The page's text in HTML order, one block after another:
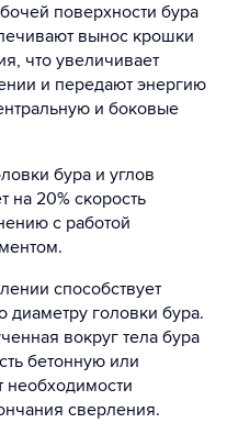
поверхности бура
вынос крошки
что увеличивает
и передают энергию
и боковые
бура и углов
на 20% скорость
с работой
способствует
диаметру головки бура.
вокруг тела бура
бетонную или
необходимости
сверления.